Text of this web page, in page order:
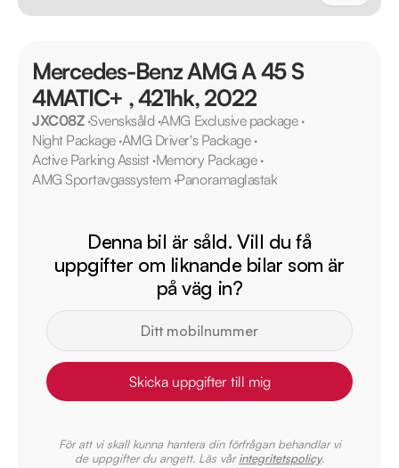
Mercedes-Benz AMG A 45 S
4MATIC+ , 421hk, 2022
JXC08Z·Svensksåld ·AMG Exclusive package·
Night Package·AMG Driver's Package·
Active Parking Assist·Memory Package·
AMG Sportavgassystem·Panoramaglastak
Denna bil är såld. Vill du få
uppgifter om liknande bilar som är
på väg in?
Skicka uppgifter till mig
För att vi skall kunna hantera din förfrågan behandlar vi
de uppgifter du angett. Läs vårintegritetspolicy.